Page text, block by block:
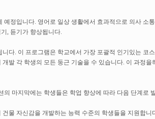
정입니다. 영어로 일상 생활에서 효과적으로 의사 소
, 듣기가 향상됩니다.
다. 이 프로그램은 학교에서 가장 포괄적 인기있는 코
발 각 학생의 모든 둥근 기술을 수 있습니다. 이 과정을
마지막에는 학생들은 학업 향상에 따라 다음 단계로
물 자신감을 개발하는 능력 수준의 학생들을 지원합니